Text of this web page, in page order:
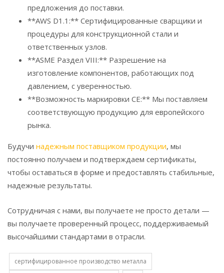
предложения до поставки.
**AWS D1.1:** Сертифицированные сварщики и
процедуры для конструкционной стали и
ответственных узлов.
**ASME Раздел VIII:** Разрешение на
изготовление компонентов, работающих под
давлением, с уверенностью.
**Возможность маркировки CE:** Мы поставляем
соответствующую продукцию для европейского
рынка.
Будучи надежным поставщиком продукции, мы
постоянно получаем и подтверждаем сертификаты,
чтобы оставаться в форме и предоставлять стабильные,
надежные результаты.
Сотрудничая с нами, вы получаете не просто детали —
вы получаете проверенный процесс, поддерживаемый
высочайшими стандартами в отрасли.
сертифицированное производство металла